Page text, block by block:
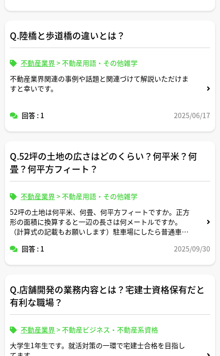
Q.陸橋と歩道橋の違いとは？
不動産業界>不動産用語・その他雑学
不動産業界関連の事例や話題と関連づけて解説いただけま
すと幸いです。
回答 : 1 2025/06/17
Q.52坪の土地の広さはどのくらい？何平米？何
畳？何平方フィート？
不動産業界>不動産用語・その他雑学
52坪の土地は何平米、何畳、何平方フィートですか。正方
形の面積に換算すると一辺の長さは何メートルですか。
（計算式の記載もお願いします）駐車場にしたら普通車約
回答 : 1 2025/09/30
Q.店舗開発の業務内容とは？宅建士資格保有だと
有利な職場？
不動産業界>不動産ビジネス・不動産系資格
大学生1年生です。就活対策の一環で宅建士合格を目指し